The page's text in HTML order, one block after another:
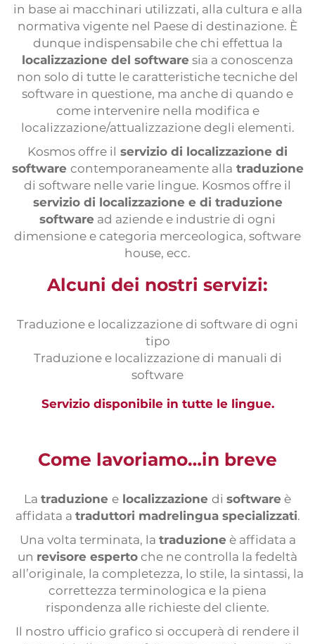
Sitios web multilingües
Maquetación multilingüe
Servicio de prensa
Encuestas internacionales
Organización de eventos
Prácticas
Formulario traductores
in base ai macchinari utilizzati, alla cultura e alla
normativa vigente nel Paese di destinazione. È
dunque indispensabile che chi effettua la
localizzazione del software sia a conoscenza
non solo di tutte le caratteristiche tecniche del
software in questione, ma anche di quando e
come intervenire nella modifica e
localizzazione/attualizzazione degli elementi.
Kosmos offre il servizio di localizzazione di
software contemporaneamente alla traduzione
di software nelle varie lingue. Kosmos offre il
servizio di localizzazione e di traduzione
software ad aziende e industrie di ogni
dimensione e categoria merceologica, software
house, ecc.
Alcuni dei nostri servizi:
Traduzione e localizzazione di software di ogni
tipo
Traduzione e localizzazione di manuali di
software
Servizio disponibile in tutte le lingue.
Come lavoriamo…in breve
La traduzione e localizzazione di software è
affidata a traduttori madrelingua specializzati.
Una volta terminata, la traduzione è affidata a
un revisore esperto che ne controlla la fedeltà
all’originale, la completezza, lo stile, la sintassi, la
correttezza terminologica e la piena
rispondenza alle richieste del cliente.
Il nostro ufficio grafico si occuperà di rendere il